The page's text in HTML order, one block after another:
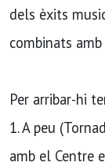
dels èxits
combinats
Per arribar-hi
1. A peu
amb el Centre